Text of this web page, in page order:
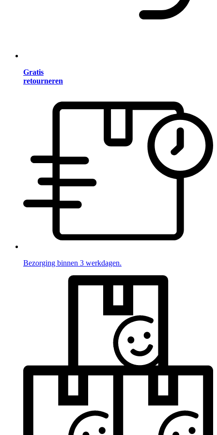
Gratis
retourneren
Bezorging binnen 3 werkdagen.